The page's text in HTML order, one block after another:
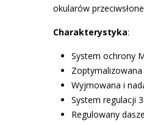
okularów
Charakterystyka:
System ochrony
Wyjmowana i
System regulacji
Regulowany